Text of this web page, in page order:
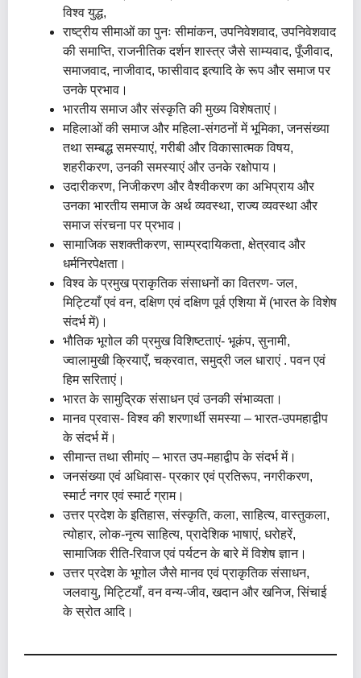
विश्व युद्ध,
राष्ट्रीय सीमाओं का पुनः सीमांकन, उपनिवेशवाद, उपनिवेशवाद
की समाप्ति, राजनीतिक दर्शन शास्त्र जैसे साम्यवाद, पूँजीवाद,
समाजवाद, नाजीवाद, फासीवाद इत्यादि के रूप और समाज पर
उनके प्रभाव।
भारतीय समाज और संस्कृति की मुख्य विशेषताएं।
महिलाओं की समाज और महिला-संगठनों में भूमिका, जनसंख्या
तथा सम्बद्ध समस्याएं, गरीबी और विकासात्मक विषय,
शहरीकरण, उनकी समस्याएं और उनके रक्षोपाय।
उदारीकरण, निजीकरण और वैश्वीकरण का अभिप्राय और
उनका भारतीय समाज के अर्थ व्यवस्था, राज्य व्यवस्था और
समाज संरचना पर प्रभाव।
सामाजिक सशक्तीकरण, साम्प्रदायिकता, क्षेत्रवाद और
धर्मनिरपेक्षता।
विश्व के प्रमुख प्राकृतिक संसाधनों का वितरण- जल,
मिट्टियाँ एवं वन, दक्षिण एवं दक्षिण पूर्व एशिया में (भारत के विशेष
संदर्भ में)।
भौतिक भूगोल की प्रमुख विशिष्टताएं- भूकंप, सुनामी,
ज्वालामुखी क्रियाएँ, चक्रवात, समुद्री जल धाराएं . पवन एवं
हिम सरिताएं।
भारत के सामुद्रिक संसाधन एवं उनकी संभाव्यता।
मानव प्रवास- विश्व की शरणार्थी समस्या – भारत-उपमहाद्वीप
के संदर्भ में।
सीमान्त तथा सीमांए – भारत उप-महाद्वीप के संदर्भ में।
जनसंख्या एवं अधिवास- प्रकार एवं प्रतिरूप, नगरीकरण,
स्मार्ट नगर एवं स्मार्ट ग्राम।
उत्तर प्रदेश के इतिहास, संस्कृति, कला, साहित्य, वास्तुकला,
त्योहार, लोक-नृत्य साहित्य, प्रादेशिक भाषाएं, धरोहरें,
सामाजिक रीति-रिवाज एवं पर्यटन के बारे में विशेष ज्ञान।
उत्तर प्रदेश के भूगोल जैसे मानव एवं प्राकृतिक संसाधन,
जलवायु, मिट्टियॉं, वन वन्य-जीव, खदान और खनिज, सिंचाई
के स्रोत आदि।